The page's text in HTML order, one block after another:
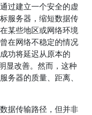
过建立一个安全的虚
服务器，缩短数据传
某些地区或网络环境
在网络不稳定的情况
功将延迟从原本的
显改善。然而，这种
务器的质量、距离、
据传输路径，但并非